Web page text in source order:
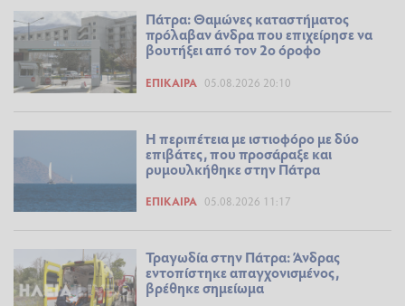
Πάτρα: Θαμώνες καταστήματος
πρόλαβαν άνδρα που επιχείρησε να
βουτήξει από τον 2ο όροφο
ΕΠΊΚΑΙΡΑ 05.08.2026 20:10
Η περιπέτεια με ιστιοφόρο με δύο
επιβάτες, που προσάραξε και
ρυμουλκήθηκε στην Πάτρα
ΕΠΊΚΑΙΡΑ 05.08.2026 11:17
Τραγωδία στην Πάτρα: Άνδρας
εντοπίστηκε απαγχονισμένος,
βρέθηκε σημείωμα